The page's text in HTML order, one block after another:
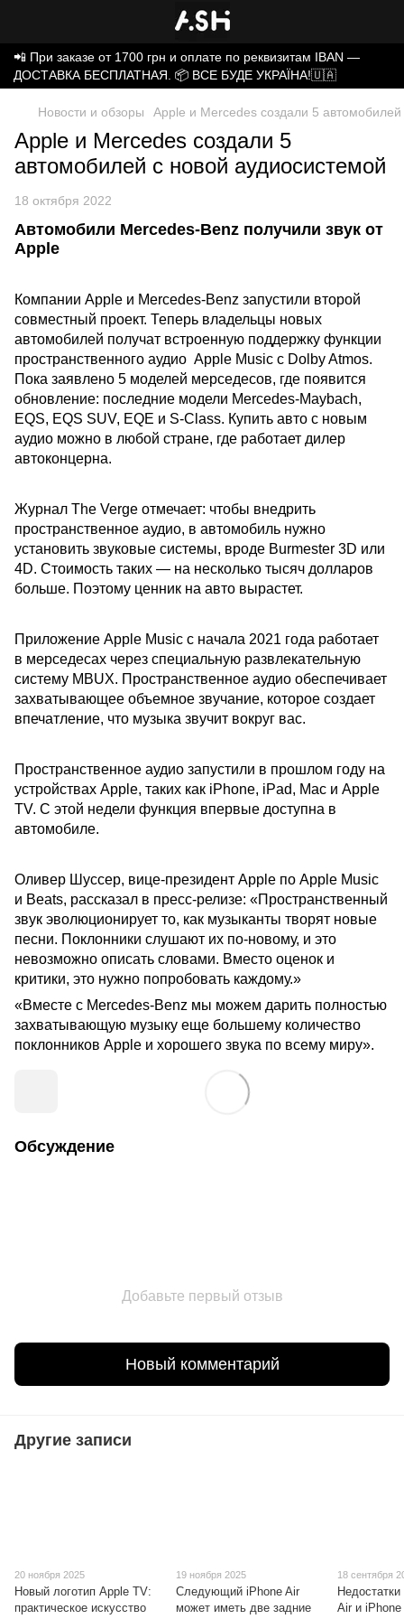
📲 При заказе от 1700 грн и оплате по реквизитам IBAN —
ДОСТАВКА БЕСПЛАТНАЯ. 📦 ВСЕ БУДЕ УКРАЇНА!🇺🇦
Новости и обзоры Apple и Mercedes создали 5
Apple и Mercedes создали 5
автомобилей с новой аудиосистемой
18 октября 2022
Автомобили Mercedes-Benz получили звук от
Apple
Компании Apple и Mercedes-Benz запустили второй
совместный проект. Теперь владельцы новых
автомобилей получат встроенную поддержку функции
пространственного аудио Apple Music с Dolby Atmos.
Пока заявлено 5 моделей мерседесов, где появится
обновление: последние модели Mercedes-Maybach,
EQS, EQS SUV, EQE и S-Class. Купить авто с новым
аудио можно в любой стране, где работает дилер
автоконцерна.
Журнал The Verge отмечает: чтобы внедрить
пространственное аудио, в автомобиль нужно
установить звуковые системы, вроде Burmester 3D или
4D. Стоимость таких — на несколько тысяч долларов
больше. Поэтому ценник на авто вырастет.
Приложение Apple Music с начала 2021 года работает
в мерседесах через специальную развлекательную
систему MBUX. Пространственное аудио обеспечивает
захватывающее объемное звучание, которое создает
впечатление, что музыка звучит вокруг вас.
Пространственное аудио запустили в прошлом году на
устройствах Apple, таких как iPhone, iPad, Mac и Apple
TV. С этой недели функция впервые доступна в
автомобиле.
Оливер Шуссер, вице-президент Apple по Apple Music
и Beats, рассказал в пресс-релизе: «Пространственный
звук эволюционирует то, как музыканты творят новые
песни. Поклонники слушают их по-новому, и это
невозможно описать словами. Вместо оценок и
критики, это нужно попробовать каждому.»
«Вместе с Mercedes-Benz мы можем дарить полностью
захватывающую музыку еще большему количество
поклонников Apple и хорошего звука по всему миру».
Обсуждение
Добавьте первый отзыв
Новый комментарий
Другие записи
20 ноября 2025
Новый логотип Apple TV:
практическое искусство
19 ноября 2025
Следующий iPhone Air
может иметь две задние
18 сентября
Air и